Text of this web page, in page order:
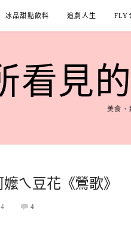
冰品甜點飲料 追劇人生 FLY
見的
美食
ㄟ豆花《鶯歌》
4